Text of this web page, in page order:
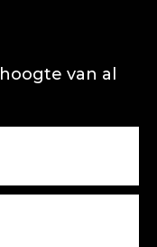
van al